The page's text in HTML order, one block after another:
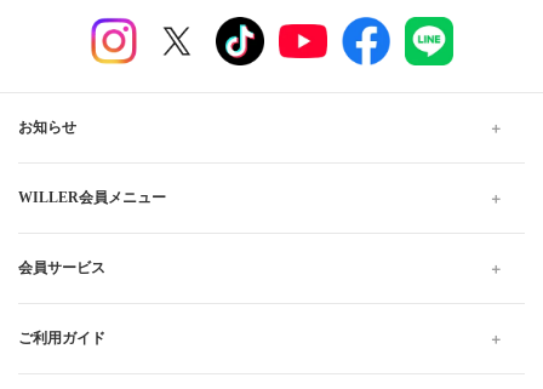
お知らせ
WILLER会員メニュー
会員サービス
ご利用ガイド